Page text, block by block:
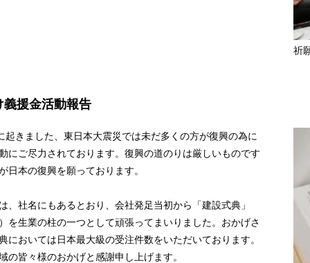
祈
義援金活動報告
起きました、東日本大震災では未だ多くの方が復興の為に
にご尽力されております。復興の道のりは厳しいものです
日本の復興を願っております。
、社名にもあるとおり、会社発足当初から「建設式典」
を生業の柱の一つとして頑張ってまいりました。おかげさ
においては日本最大級の受注件数をいただいております。
の皆々様のおかげと感謝申し上げます。